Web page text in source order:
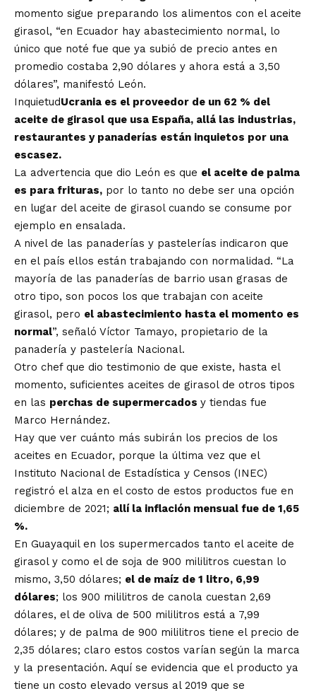
momento sigue preparando los alimentos con el aceite
girasol, “en Ecuador hay abastecimiento normal, lo
único que noté fue que ya subió de precio antes en
promedio costaba 2,90 dólares y ahora está a 3,50
dólares”, manifestó León.
InquietudUcrania es el proveedor de un 62 % del
aceite de girasol que usa España, allá las industrias,
restaurantes y panaderías están inquietos por una
escasez.
La advertencia que dio León es que el aceite de palma
es para frituras, por lo tanto no debe ser una opción
en lugar del aceite de girasol cuando se consume por
ejemplo en ensalada.
A nivel de las panaderías y pastelerías indicaron que
en el país ellos están trabajando con normalidad. “La
mayoría de las panaderías de barrio usan grasas de
otro tipo, son pocos los que trabajan con aceite
girasol, pero el abastecimiento hasta el momento es
normal”, señaló Víctor Tamayo, propietario de la
panadería y pastelería Nacional.
Otro chef que dio testimonio de que existe, hasta el
momento, suficientes aceites de girasol de otros tipos
en las perchas de supermercados y tiendas fue
Marco Hernández.
Hay que ver cuánto más subirán los precios de los
aceites en Ecuador, porque la última vez que el
Instituto Nacional de Estadística y Censos (INEC)
registró el alza en el costo de estos productos fue en
diciembre de 2021; allí la inflación mensual fue de 1,65
%.
En Guayaquil en los supermercados tanto el aceite de
girasol y como el de soja de 900 mililitros cuestan lo
mismo, 3,50 dólares; el de maíz de 1 litro, 6,99
dólares; los 900 mililitros de canola cuestan 2,69
dólares, el de oliva de 500 mililitros está a 7,99
dólares; y de palma de 900 mililitros tiene el precio de
2,35 dólares; claro estos costos varían según la marca
y la presentación. Aquí se evidencia que el producto ya
tiene un costo elevado versus al 2019 que se